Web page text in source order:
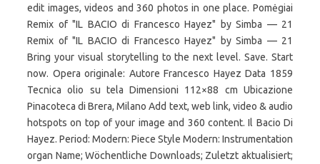
edit images, videos and 360 photos in one place. Pomėgiai
Remix of "IL BACIO di Francesco Hayez" by Simba — 21
Remix of "IL BACIO di Francesco Hayez" by Simba — 21
Bring your visual storytelling to the next level. Save. Start
now. Opera originale: Autore Francesco Hayez Data 1859
Tecnica olio su tela Dimensioni 112×88 cm Ubicazione
Pinacoteca di Brera, Milano Add text, web link, video & audio
hotspots on top of your image and 360 content. Il Bacio Di
Hayez. Period: Modern: Piece Style Modern: Instrumentation
organ Name; Wöchentliche Downloads; Zuletzt aktualisiert;